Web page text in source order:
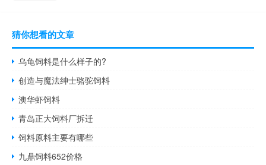
猜你想看的文章
乌龟饲料是什么样子的?
创造与魔法绅士骆驼饲料
澳华虾饲料
青岛正大饲料厂拆迁
饲料原料主要有哪些
九鼎饲料652价格